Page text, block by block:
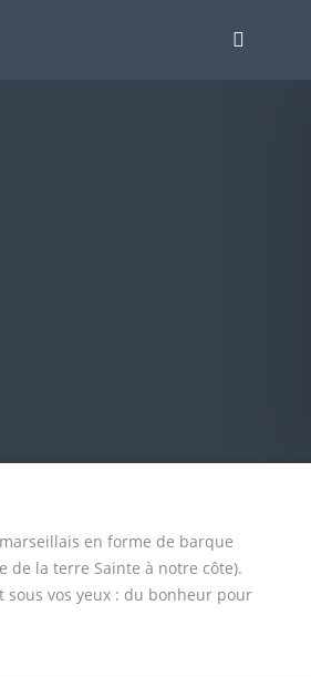
en forme de barque
de la terre Sainte à notre côte).
vos yeux : du bonheur pour